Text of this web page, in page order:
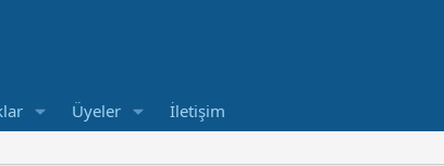
Üyeler İletişim